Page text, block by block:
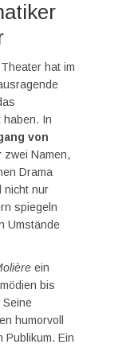
hat im
haben. In
von
zwei Namen,
Drama
nicht nur
spiegeln
Umstände
ein
bis
Seine
humorvoll
Publikum. Ein